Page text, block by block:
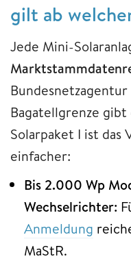
gilt ab
Jede Mini-
Bagatellgrenze
Solarpaket I ist das
einfacher:
Bis 2.000 Wp
Wechselrichter:
Anmeldung
MaStR.